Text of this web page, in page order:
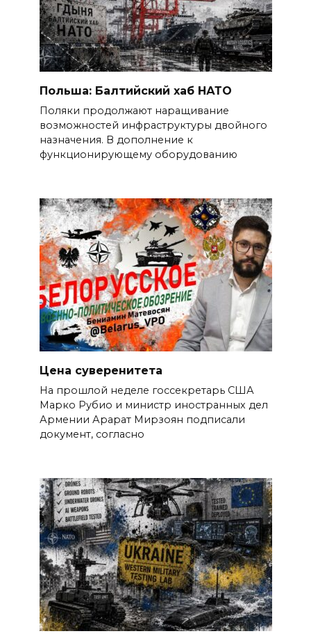
Польша: Балтийский хаб НАТО
Поляки продолжают наращивание
возможностей инфраструктуры двойного
назначения. В дополнение к
функционирующему оборудованию
Цена суверенитета
На прошлой неделе госсекретарь США
Марко Рубио и министр иностранных дел
Армении Арарат Мирзоян подписали
документ, согласно